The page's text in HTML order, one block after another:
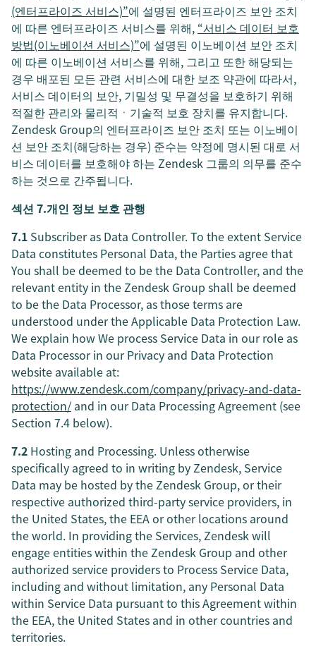
(엔터프라이즈 서비스)”에 설명된 엔터프라이즈 보안 조치
에 따른 엔터프라이즈 서비스를 위해, “서비스 데이터 보호
방법(이노베이션 서비스)”에 설명된 이노베이션 보안 조치
에 따른 이노베이션 서비스를 위해, 그리고 또한 해당되는
경우 배포된 모든 관련 서비스에 대한 보조 약관에 따라서,
서비스 데이터의 보안, 기밀성 및 무결성을 보호하기 위해
적절한 관리와 물리적ㆍ기술적 보호 장치를 유지합니다.
Zendesk Group의 엔터프라이즈 보안 조치 또는 이노베이
션 보안 조치(해당하는 경우) 준수는 약정에 명시된 대로 서
비스 데이터를 보호해야 하는 Zendesk 그룹의 의무를 준수
하는 것으로 간주됩니다.
섹션 7.개인 정보 보호 관행
7.1 Subscriber as Data Controller. To the extent Service
Data constitutes Personal Data, the Parties agree that
You shall be deemed to be the Data Controller, and the
relevant entity in the Zendesk Group shall be deemed
to be the Data Processor, as those terms are
understood under the Applicable Data Protection Law.
We explain how We process Service Data in our role as
Data Processor in our Privacy and Data Protection
website available at:
https://www.zendesk.com/company/privacy-and-data-
protection/ and in our Data Processing Agreement (see
Section 7.4 below).
7.2 Hosting and Processing. Unless otherwise
specifically agreed to in writing by Zendesk, Service
Data may be hosted by the Zendesk Group, or their
respective authorized third-party service providers, in
the United States, the EEA or other locations around
the world. In providing the Services, Zendesk will
engage entities within the Zendesk Group and other
authorized service providers to Process Service Data,
including and without limitation, any Personal Data
within Service Data pursuant to this Agreement within
the EEA, the United States and in other countries and
territories.